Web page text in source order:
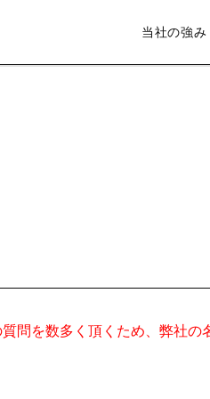
当社の強み
問を数多く頂くため、弊社